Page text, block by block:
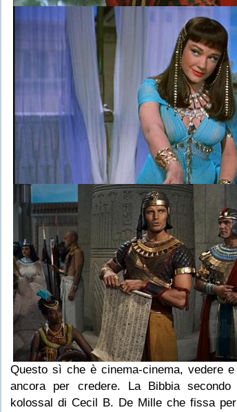
Questo sì che è cinema-cinema, vedere
ancora per credere. La Bibbia
kolossal di Cecil B. De Mille che fissa